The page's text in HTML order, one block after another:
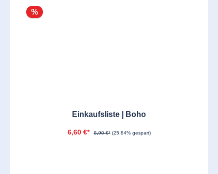
%
Einkaufsliste | Boho
6,60 €* 8,90 €* (25.84% gespart)